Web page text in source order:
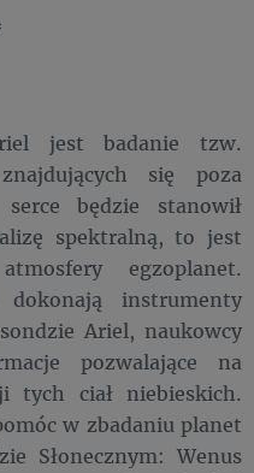
jest badanie tzw.
się poza
serce będzie stanowił
spektralną, to jest
egzoplanet.
instrumenty
Ariel, naukowcy
pozwalające na
tych ciał niebieskich.
w zbadaniu planet
Słonecznym: Wenus